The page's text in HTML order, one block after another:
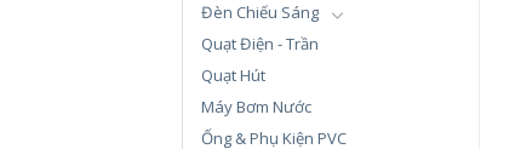
Đèn Chiếu Sáng
Quạt Điện - Trần
Quạt Hút
Máy Bơm Nước
Ống & Phụ Kiện PVC